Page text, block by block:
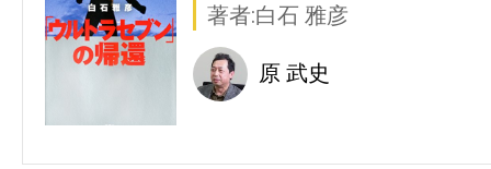
著者:白石 雅彦
原 武史